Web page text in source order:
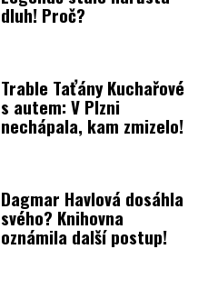
dluh! Proč?
Trable Taťány Kuchařové
s autem: V Plzni
nechápala, kam zmizelo!
Dagmar Havlová dosáhla
svého? Knihovna
oznámila další postup!